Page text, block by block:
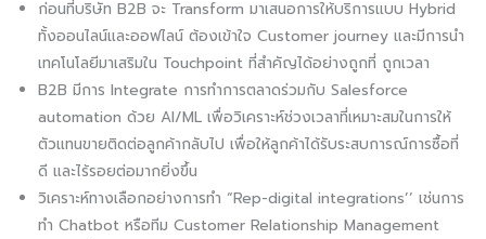
ก่อนที่บริษัท B2B จะ Transform มาเสนอการให้บริการแบบ Hybrid
ทั้งออนไลน์และออฟไลน์ ต้องเข้าใจ Customer journey และมีการนำ
เทคโนโลยีมาเสริมใน Touchpoint ที่สำคัญได้อย่างถูกที่ ถูกเวลา
B2B มีการ Integrate การทำการตลาดร่วมกับ Salesforce
automation ด้วย AI/ML เพื่อวิเคราะห์ช่วงเวลาที่เหมาะสมในการให้
ตัวแทนขายติดต่อลูกค้ากลับไป เพื่อให้ลูกค้าได้รับระสบการณ์การซื้อที่
ดี และไร้รอยต่อมากยิ่งขึ้น
วิเคราะห์ทางเลือกอย่างการทำ “Rep-digital integrations’’ เช่นการ
ทำ Chatbot หรือทีม Customer Relationship Management